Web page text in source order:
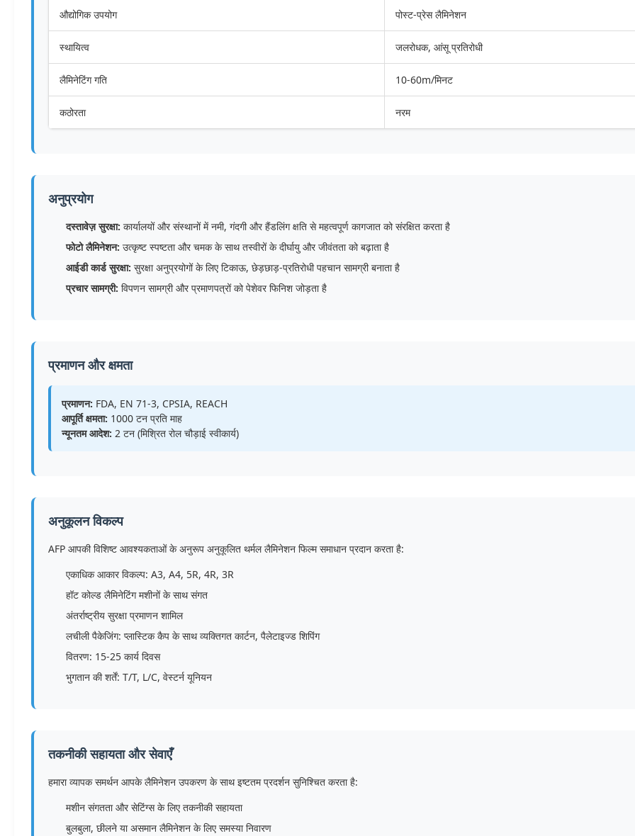
औद्योगिक उपयोग पोस्ट-प्रेस लैमिनेशन
स्थायित्व जलरोधक, आंसू प्रतिरोधी
लैमिनेटिंग गति 10-60m/मिनट
कठोरता नरम
अनुप्रयोग
दस्तावेज़ सुरक्षा: कार्यालयों और संस्थानों में नमी, गंदगी और हैंडलिंग क्षति से महत्वपूर्ण कागजात को संरक्षित करता है
फोटो लैमिनेशन: उत्कृष्ट स्पष्टता और चमक के साथ तस्वीरों के दीर्घायु और जीवंतता को बढ़ाता है
आईडी कार्ड सुरक्षा: सुरक्षा अनुप्रयोगों के लिए टिकाऊ, छेड़छाड़-प्रतिरोधी पहचान सामग्री बनाता है
प्रचार सामग्री: विपणन सामग्री और प्रमाणपत्रों को पेशेवर फिनिश जोड़ता है
प्रमाणन और क्षमता
प्रमाणन: FDA, EN 71-3, CPSIA, REACH
आपूर्ति क्षमता: 1000 टन प्रति माह
न्यूनतम आदेश: 2 टन (मिश्रित रोल चौड़ाई स्वीकार्य)
अनुकूलन विकल्प
AFP आपकी विशिष्ट आवश्यकताओं के अनुरूप अनुकूलित थर्मल लैमिनेशन फिल्म समाधान प्रदान करता है:
एकाधिक आकार विकल्प: A3, A4, 5R, 4R, 3R
हॉट कोल्ड लैमिनेटिंग मशीनों के साथ संगत
अंतर्राष्ट्रीय सुरक्षा प्रमाणन शामिल
लचीली पैकेजिंग: प्लास्टिक कैप के साथ व्यक्तिगत कार्टन, पैलेटाइज्ड शिपिंग
वितरण: 15-25 कार्य दिवस
भुगतान की शर्तें: T/T, L/C, वेस्टर्न यूनियन
तकनीकी सहायता और सेवाएँ
हमारा व्यापक समर्थन आपके लैमिनेशन उपकरण के साथ इष्टतम प्रदर्शन सुनिश्चित करता है:
मशीन संगतता और सेटिंग्स के लिए तकनीकी सहायता
बुलबुला, छीलने या असमान लैमिनेशन के लिए समस्या निवारण